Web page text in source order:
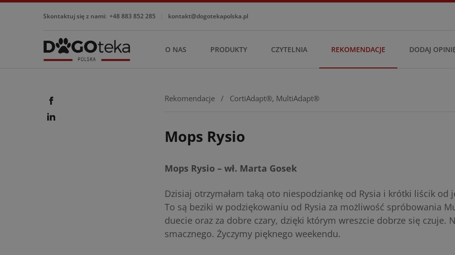
Skontaktuj się z nami: +48 883 852 285 kontakt@dogotekapolska.pl
O NAS PRODUKTY CZYTELNIA REKOMENDACJE DODAJ
Rekomendacje / CortiAdapt®, MultiAdapt®
Mops Rysio
Mops Rysio – wł. Marta Gosek
Dzisiaj otrzymałam taką oto niespodziankę od Rysia i krótki liścik od
To są beziki w podziękowaniu od Rysia za możliwość spróbowania
duecie oraz za dobre czary, dzięki którym wreszcie dobrze się czuje.
smacznego. Życzymy pięknego weekendu.